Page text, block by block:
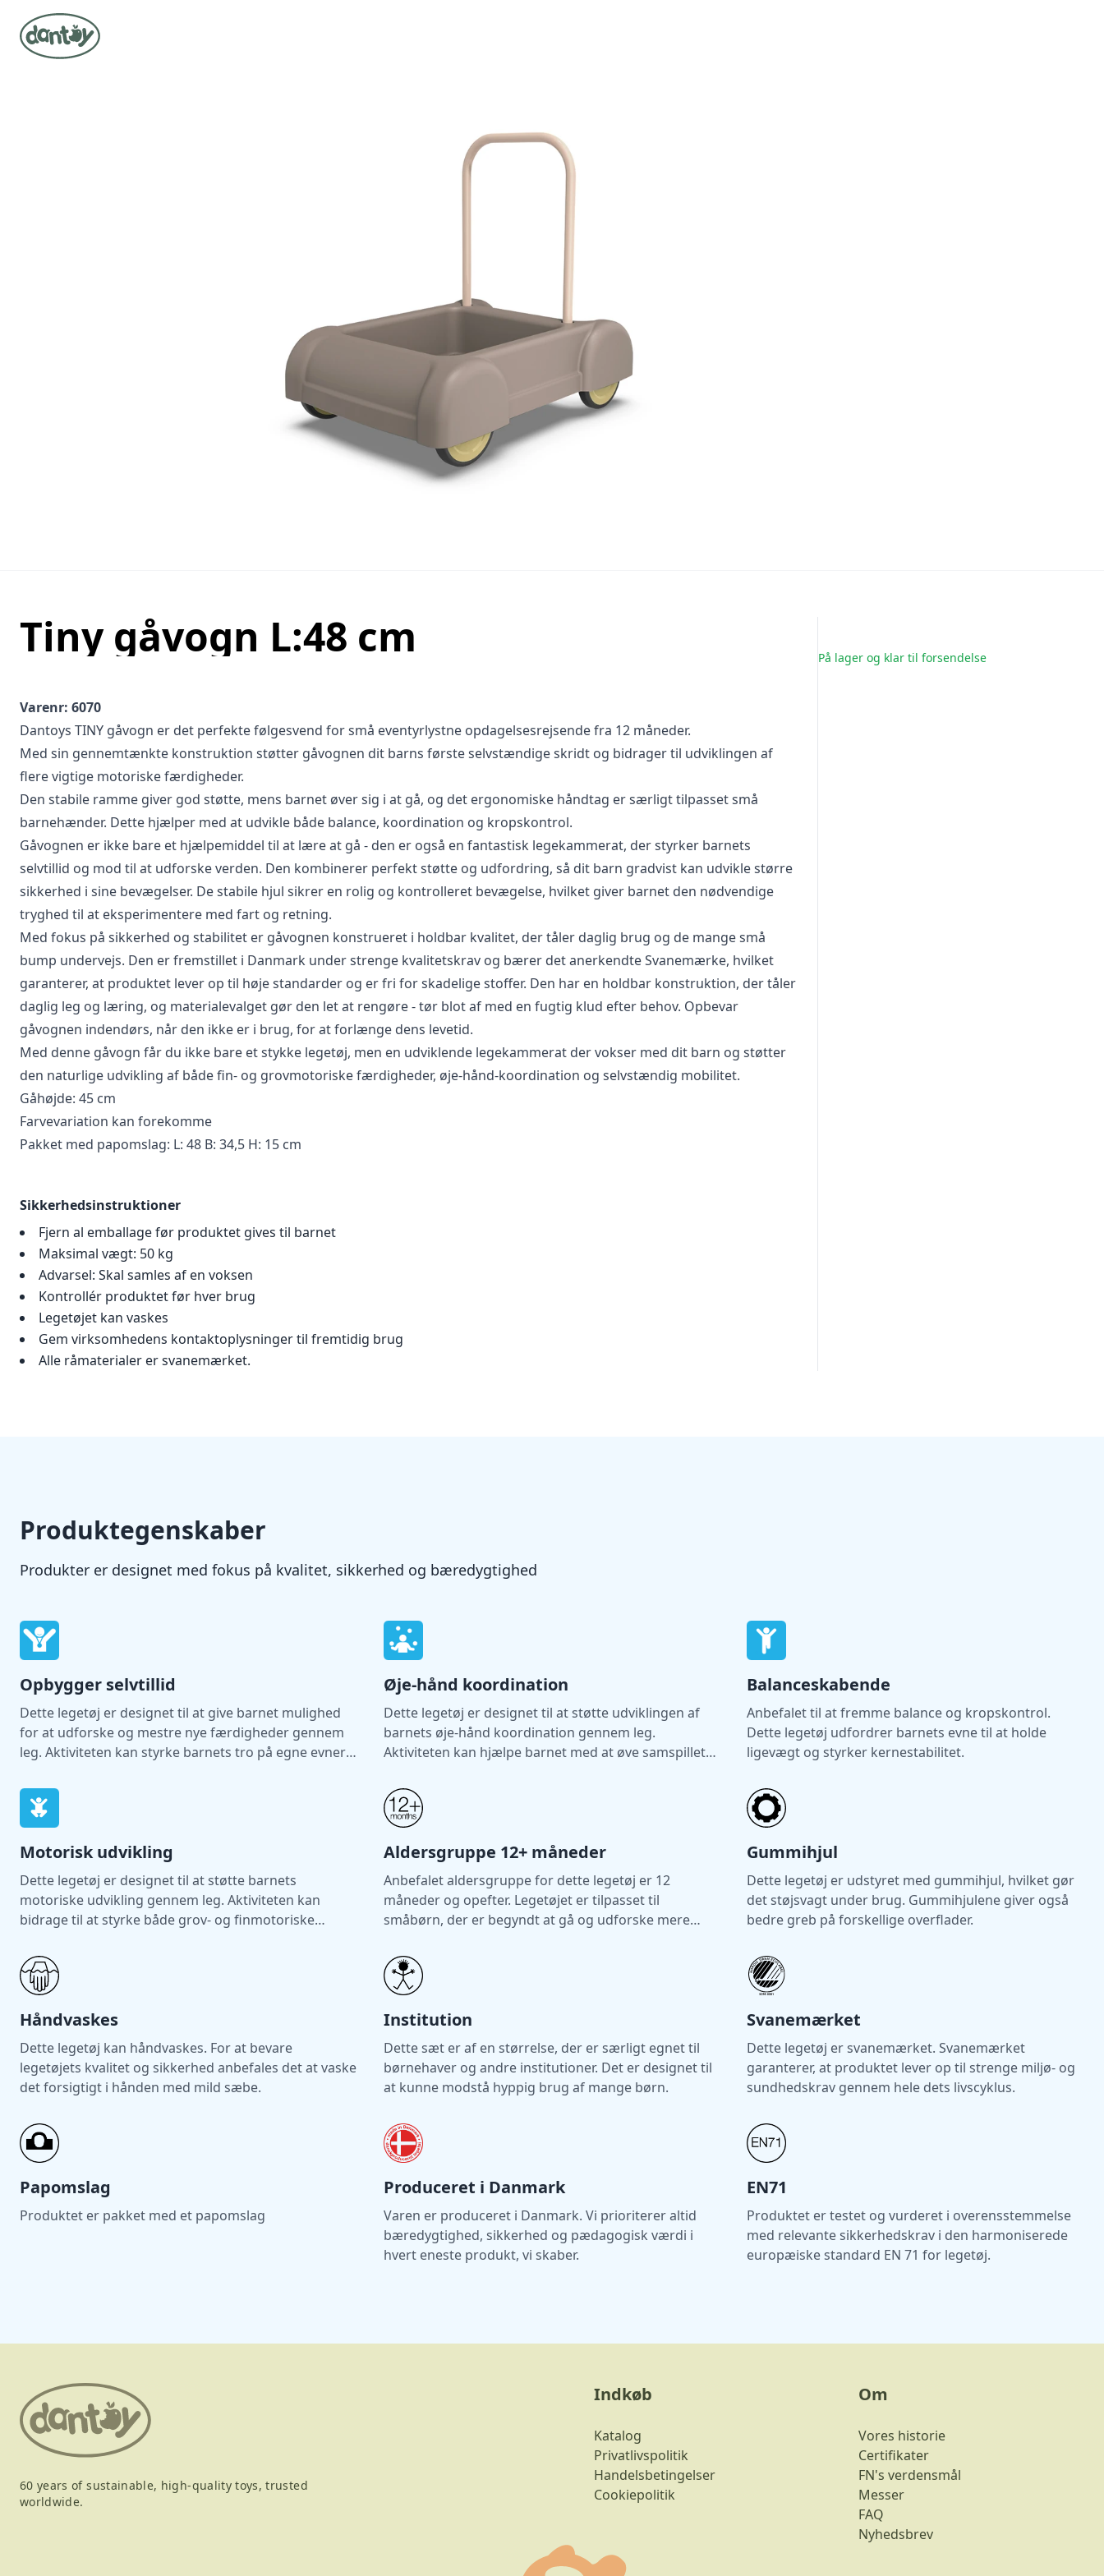
Tiny gåvogn L:48 cm
Varenr: 6070
Dantoys TINY gåvogn er det perfekte følgesvend for små eventyrlystne opdagelsesrejsende fra 12 måneder.
Med sin gennemtænkte konstruktion støtter gåvognen dit barns første selvstændige skridt og bidrager til udviklingen af
flere vigtige motoriske færdigheder.
Den stabile ramme giver god støtte, mens barnet øver sig i at gå, og det ergonomiske håndtag er særligt tilpasset små
barnehænder. Dette hjælper med at udvikle både balance, koordination og kropskontrol.
Gåvognen er ikke bare et hjælpemiddel til at lære at gå - den er også en fantastisk legekammerat, der styrker barnets
selvtillid og mod til at udforske verden. Den kombinerer perfekt støtte og udfordring, så dit barn gradvist kan udvikle større
sikkerhed i sine bevægelser. De stabile hjul sikrer en rolig og kontrolleret bevægelse, hvilket giver barnet den nødvendige
tryghed til at eksperimentere med fart og retning.
Med fokus på sikkerhed og stabilitet er gåvognen konstrueret i holdbar kvalitet, der tåler daglig brug og de mange små
bump undervejs. Den er fremstillet i Danmark under strenge kvalitetskrav og bærer det anerkendte Svanemærke, hvilket
garanterer, at produktet lever op til høje standarder og er fri for skadelige stoffer. Den har en holdbar konstruktion, der tåler
daglig leg og læring, og materialevalget gør den let at rengøre - tør blot af med en fugtig klud efter behov. Opbevar
gåvognen indendørs, når den ikke er i brug, for at forlænge dens levetid.
Med denne gåvogn får du ikke bare et stykke legetøj, men en udviklende legekammerat der vokser med dit barn og støtter
den naturlige udvikling af både fin- og grovmotoriske færdigheder, øje-hånd-koordination og selvstændig mobilitet.
Gåhøjde: 45 cm
Farvevariation kan forekomme
Pakket med papomslag: L: 48 B: 34,5 H: 15 cm
Sikkerhedsinstruktioner
Fjern al emballage før produktet gives til barnet
Maksimal vægt: 50 kg
Advarsel: Skal samles af en voksen
Kontrollér produktet før hver brug
Legetøjet kan vaskes
Gem virksomhedens kontaktoplysninger til fremtidig brug
Alle råmaterialer er svanemærket.
På lager og klar til forsendelse
Produktegenskaber
Produkter er designet med fokus på kvalitet, sikkerhed og bæredygtighed
Opbygger selvtillid
Dette legetøj er designet til at give barnet mulighed
for at udforske og mestre nye færdigheder gennem
leg. Aktiviteten kan styrke barnets tro på egne evner
Øje-hånd koordination
Dette legetøj er designet til at støtte udviklingen af
barnets øje-hånd koordination gennem leg.
Aktiviteten kan hjælpe barnet med at øve samspillet
Balanceskabende
Anbefalet til at fremme balance og kropskontrol.
Dette legetøj udfordrer barnets evne til at holde
ligevægt og styrker kernestabilitet.
Motorisk udvikling
Dette legetøj er designet til at støtte barnets
motoriske udvikling gennem leg. Aktiviteten kan
bidrage til at styrke både grov- og finmotoriske
Aldersgruppe 12+ måneder
Anbefalet aldersgruppe for dette legetøj er 12
måneder og opefter. Legetøjet er tilpasset til
småbørn, der er begyndt at gå og udforske mere
Gummihjul
Dette legetøj er udstyret med gummihjul, hvilket gør
det støjsvagt under brug. Gummihjulene giver også
bedre greb på forskellige overflader.
Håndvaskes
Dette legetøj kan håndvaskes. For at bevare
legetøjets kvalitet og sikkerhed anbefales det at vaske
det forsigtigt i hånden med mild sæbe.
Institution
Dette sæt er af en størrelse, der er særligt egnet til
børnehaver og andre institutioner. Det er designet til
at kunne modstå hyppig brug af mange børn.
Svanemærket
Dette legetøj er svanemærket. Svanemærket
garanterer, at produktet lever op til strenge miljø- og
sundhedskrav gennem hele dets livscyklus.
Papomslag
Produktet er pakket med et papomslag
Produceret i Danmark
Varen er produceret i Danmark. Vi prioriterer altid
bæredygtighed, sikkerhed og pædagogisk værdi i
hvert eneste produkt, vi skaber.
EN71
Produktet er testet og vurderet i overensstemmelse
med relevante sikkerhedskrav i den harmoniserede
europæiske standard EN 71 for legetøj.
60 years of sustainable, high-quality toys, trusted
worldwide.
Indkøb
Katalog
Privatlivspolitik
Handelsbetingelser
Cookiepolitik
Om
Vores historie
Certifikater
FN's verdensmål
Messer
FAQ
Nyhedsbrev